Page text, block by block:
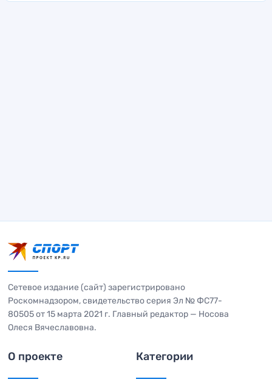
Сетевое издание (сайт) зарегистрировано
Роскомнадзором, свидетельство серия Эл № ФС77-
80505 от 15 марта 2021 г. Главный редактор — Носова
Олеся Вячеславовна.
О проекте Категории